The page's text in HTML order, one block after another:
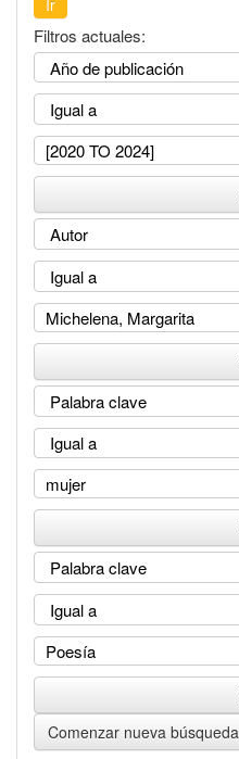
Filtros actuales:
Comenzar nueva búsqueda